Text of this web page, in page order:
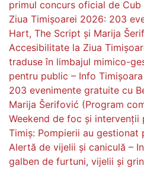
primul concurs oficial de Cub
Ziua Timișoarei 2026: 203
Hart, The Script și Marija
Accesibilitate la Ziua
traduse în limbajul mimico-
pentru public – Info Timișoara
203 evenimente gratuite cu
Marija Šerifović (Program
Weekend de foc și intervenții
Timiș: Pompierii au gestionat
Alertă de vijelii și caniculă –
galben de furtuni, vijelii și